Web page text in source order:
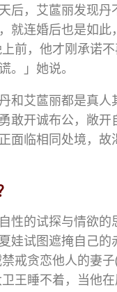
后，艾蓲丽发现丹
就连婚后也是如此
前，他才刚承诺
。」她说。
和艾蓲丽都是真人
敢开诚布公，敞开
面临相同处境，故
性的试探与情欲的
娃试图遮掩自己的
戒贪恋他人的妻
王睡不着，当他在